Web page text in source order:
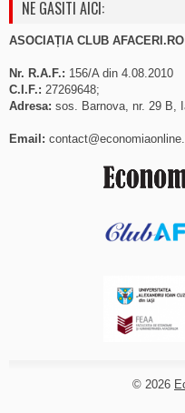
NE GASITI AICI:
ASOCIAȚIA CLUB AFACERI.RO
Nr. R.A.F.: 156/A din 4.08.2010
C.I.F.: 27269648;
Adresa: sos. Barnova, nr. 29 B,
Email:
© 2026